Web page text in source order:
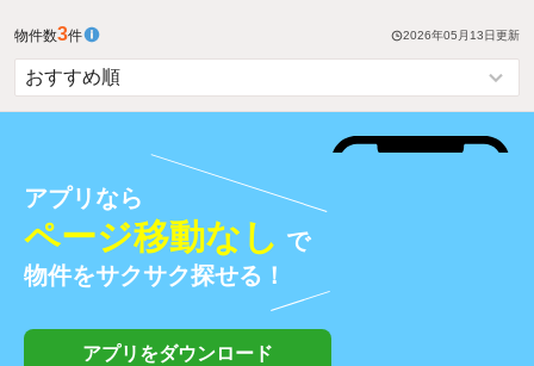
物件数3件 2026年05月13日更新
アプリなら
ページ移動なし で
物件をサクサク探せる！
アプリをダウンロード